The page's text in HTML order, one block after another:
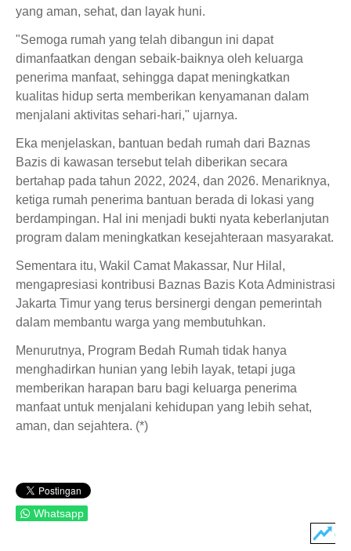
yang aman, sehat, dan layak huni.
"Semoga rumah yang telah dibangun ini dapat
dimanfaatkan dengan sebaik-baiknya oleh keluarga
penerima manfaat, sehingga dapat meningkatkan
kualitas hidup serta memberikan kenyamanan dalam
menjalani aktivitas sehari-hari," ujarnya.
Eka menjelaskan, bantuan bedah rumah dari Baznas
Bazis di kawasan tersebut telah diberikan secara
bertahap pada tahun 2022, 2024, dan 2026. Menariknya,
ketiga rumah penerima bantuan berada di lokasi yang
berdampingan. Hal ini menjadi bukti nyata keberlanjutan
program dalam meningkatkan kesejahteraan masyarakat.
Sementara itu, Wakil Camat Makassar, Nur Hilal,
mengapresiasi kontribusi Baznas Bazis Kota Administrasi
Jakarta Timur yang terus bersinergi dengan pemerintah
dalam membantu warga yang membutuhkan.
Menurutnya, Program Bedah Rumah tidak hanya
menghadirkan hunian yang lebih layak, tetapi juga
memberikan harapan baru bagi keluarga penerima
manfaat untuk menjalani kehidupan yang lebih sehat,
aman, dan sejahtera. (*)
Whatsapp